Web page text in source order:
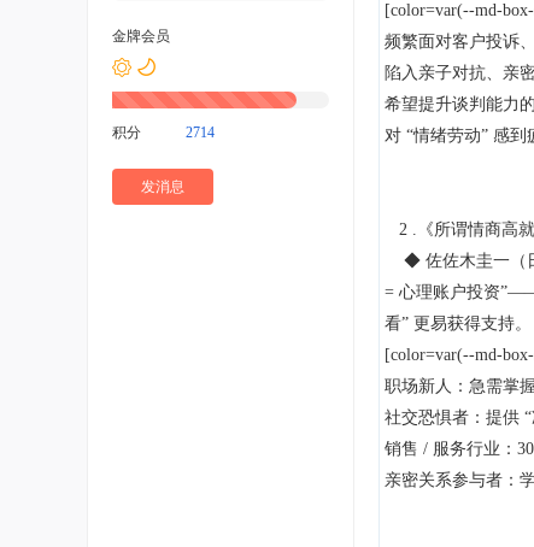
金牌会员
积分 2714
发消息
[color=var(--md-
频繁面对客户投诉
陷入亲子对抗、亲
希望提升谈判能力
对 “情绪劳动” 感
2 .《所谓情商高就
◆ 佐佐木圭一（
= 心理账户投资
看” 更易获得支持。
[color=var(--md-
职场新人：急需掌
社交恐惧者：提供
销售 / 服务行业：
亲密关系参与者：